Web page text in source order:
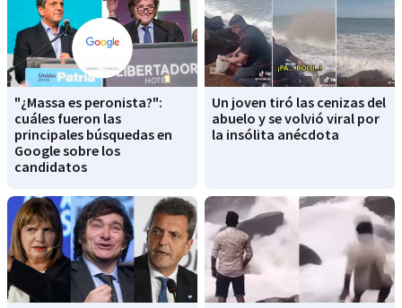
"¿Massa es peronista?":
cuáles fueron las
principales búsquedas en
Google sobre los
candidatos
Un joven tiró las cenizas del
abuelo y se volvió viral por
la insólita anécdota